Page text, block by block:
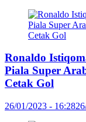
Ronaldo
Piala Super
Cetak Gol
26/01/2023 - 16:28